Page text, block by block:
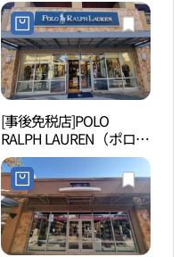
[事後免税店]POLO
RALPH LAUREN（ポロラ
ルフローレン）・新世界
サイモンプレミアムアウ
トレットヨジュ（驪州）
店(폴로랄프로렌 신세계
사이먼프리미엄아울렛
여주점)